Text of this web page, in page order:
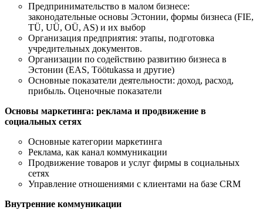
Предпринимательство в малом бизнесе:
законодательные основы Эстонии, формы бизнеса (FIE,
TÜ, UÜ, OÜ, AS) и их выбор
Организация предприятия: этапы, подготовка
учредительных документов.
Организации по содействию развитию бизнеса в
Эстонии (EAS, Töötukassa и другие)
Основные показатели деятельности: доход, расход,
прибыль. Оценочные показатели
Основы маркетинга: реклама и продвижение в
социальных сетях
Основные категории маркетинга
Реклама, как канал коммуникации
Продвижение товаров и услуг фирмы в социальных
сетях
Управление отношениями с клиентами на базе CRM
Внутренние коммуникации